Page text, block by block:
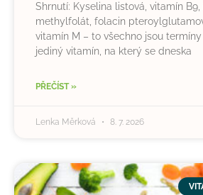
Shrnutí: Kyselina listová, vitamín B9,
methylfolát, folacin
vitamín M – to všechno jsou
jediný vitamín, na který se dneska
PŘEČÍST »
Lenka Měrková 8. 7. 2026